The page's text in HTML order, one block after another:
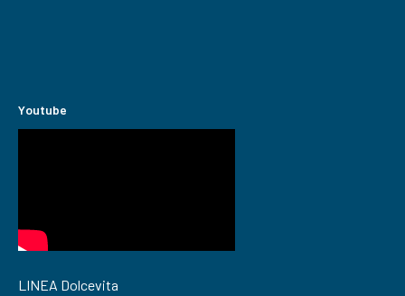
Youtube
LINEA Dolcevita